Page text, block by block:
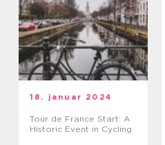
18. januar 2024
Tour de France Start: A
Historic Event in Cycling